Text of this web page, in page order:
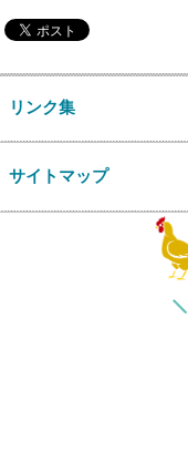
リンク集
サイトマップ